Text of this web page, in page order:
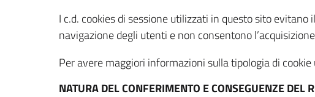
I c.d. cookies di sessione utilizzati in questo sito
navigazione degli utenti e non consentono
Per avere maggiori informazioni sulla tipologia di
NATURA DEL CONFERIMENTO E CONSEGUENZE DEL